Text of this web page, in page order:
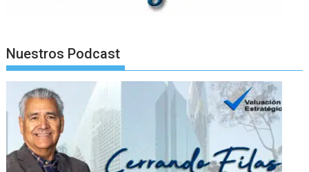
Nuestros Podcast